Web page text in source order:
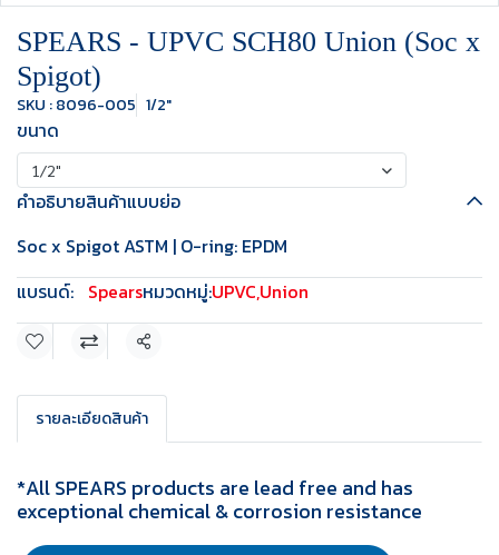
SPEARS - UPVC SCH80 Union (Soc x
Spigot)
SKU : 8096-005 1/2"
ขนาด
1/2"
คำอธิบายสินค้าแบบย่อ
Soc x Spigot ASTM | O-ring: EPDM
แบรนด์: Spearsหมวดหมู่:UPVC,Union
แชร์
รายละเอียดสินค้า
*All SPEARS products are lead free and has
exceptional chemical & corrosion resistance